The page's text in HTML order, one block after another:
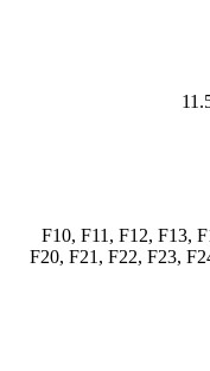
F10, F11 , F12, F13,
F20, F21 , F22, F23,